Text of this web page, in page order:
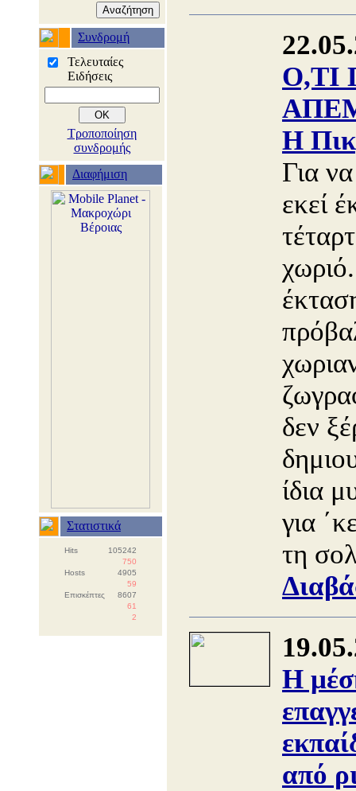
Συνδρομή
Τελευταίες
Ειδήσεις
Τροποποίηση
συνδρομής
Διαφήμιση
Στατιστικά
Hits
105242
750
Hosts
4905
59
Επισκέπτες
8607
61
2
Ο,ΤΙ
Η
Για
εκεί
δεν
ίδια
για
τη
Η
από